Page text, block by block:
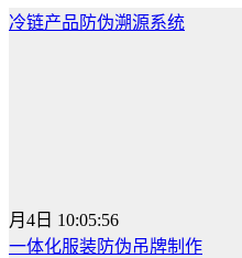
冷链产品防伪溯源系统
月4日 10:05:56
一体化服装防伪吊牌制作